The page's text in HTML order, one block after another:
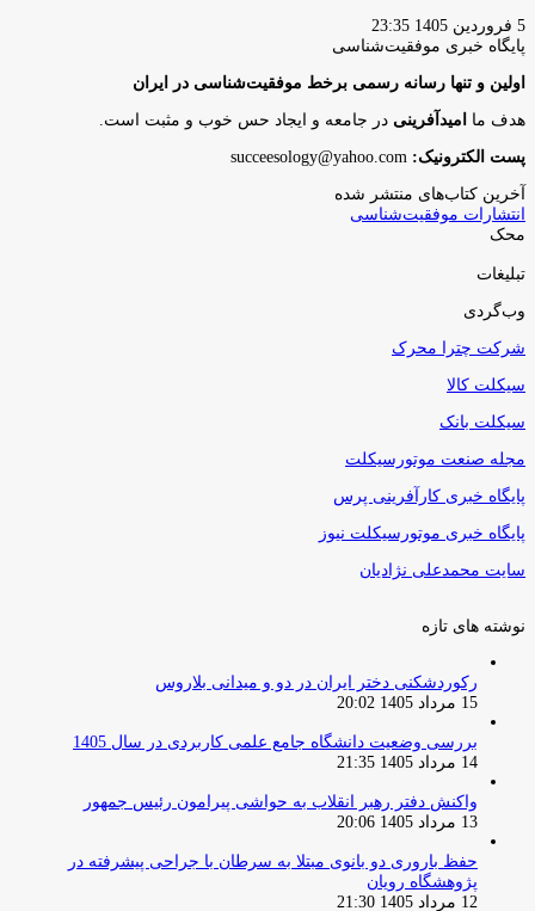
5 فروردین 1405 23:35
پایگاه‌ خبری موفقیت‌شناسی
اولین و تنها رسانه رسمی برخط موفقیت‌شناسی در ایران
هدف ما امیدآفرینی در جامعه و ایجاد حس خوب و مثبت است.
پست الکترونیک:
آخرین کتاب‌های منتشر شده
انتشارات موفقیت‌شناسی
محک
تبلیغات
وب‌گردی
شرکت چترا محرک
سیکلت کالا
سیکلت بانک
مجله صنعت موتورسیکلت
پایگاه خبری کارآفرینی پرس
پایگاه خبری موتورسیکلت نیوز
سایت محمدعلی نژادیان
نوشته های تازه
رکوردشکنی دختر ایران در دو و میدانی بلاروس
15 مرداد 1405 20:02
بررسی وضعیت دانشگاه جامع علمی کاربردی در سال 1405
14 مرداد 1405 21:35
واکنش دفتر رهبر انقلاب به حواشی پیرامون رئیس جمهور
13 مرداد 1405 20:06
حفظ باروری دو بانوی مبتلا به سرطان با جراحی پیشرفته در
پژوهشگاه رویان
12 مرداد 1405 21:30